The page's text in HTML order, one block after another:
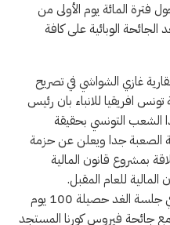
المائة يوم الأولى من
الوبائية على كافة
غازي الشواشي في تصريح
24 جوان 2020، لوكالة تونس افريقيا للانباء بان رئيس
الشعب التونسي بحقيقة
الصعبة جدا ويعلن عن حزمة
بمشروع قانون المالية
وأضاف ان رئيس الحكومة سيقدم في جلسة الغد حصيلة 100 يوم
جائحة فيروس كورنا المستجد